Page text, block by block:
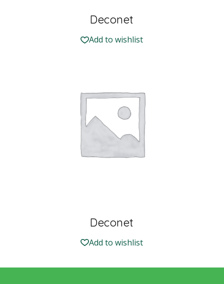
Deconet
Add to wishlist
Deconet
Add to wishlist